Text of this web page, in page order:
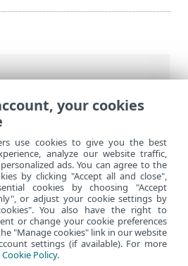
PROTECT On-Prem
your cookies
use cookies to give you the best
analyze our website traffic,
ads. You can agree to the
by clicking "Accept all and close",
cookies by choosing "Accept
or adjust your cookie settings by
You also have the right to
or change your cookie preferences
"Manage cookies" link in our website
settings (if available). For more
Cookie Policy.